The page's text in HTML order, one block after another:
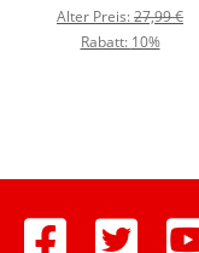
Alter Preis:27,99 €
Rabatt: 10%